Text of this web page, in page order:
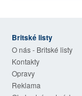
Britské listy
O nás - Britské listy
Kontakty
Opravy
Reklama